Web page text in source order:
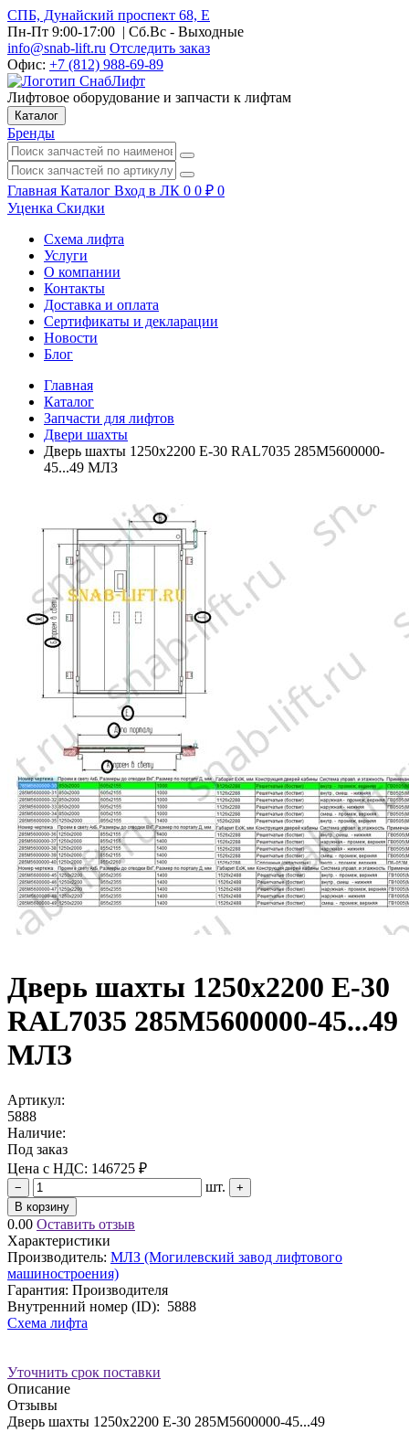
СПБ, Дунайский проспект 68, Е
Пн-Пт 9:00-17:00 | Сб.Вс - Выходные
info@snab-lift.ru Отследить заказ
Офис: +7 (812) 988-69-89
Лифтовое оборудование и запчасти к лифтам
Каталог
Бренды
Главная Каталог Вход в ЛК 0 0 ₽ 0
Уценка Скидки
Схема лифта
Услуги
О компании
Контакты
Доставка и оплата
Сертификаты и декларации
Новости
Блог
Главная
Каталог
Запчасти для лифтов
Двери шахты
Дверь шахты 1250х2200 Е-30 RAL7035 285М5600000-
45...49 МЛЗ
Дверь шахты 1250х2200 Е-30
RAL7035 285М5600000-45...49
МЛЗ
Артикул:
5888
Наличие:
Под заказ
Цена с НДС: 146725 ₽
− шт.
+
В корзину
0.00 Оставить отзыв
Характеристики
Производитель: МЛЗ (Могилевский завод лифтового
машиностроения)
Гарантия: Производителя
Внутренний номер (ID): 5888
Схема лифта
Уточнить срок поставки
Описание
Отзывы
Дверь шахты 1250х2200 Е-30 285М5600000-45...49